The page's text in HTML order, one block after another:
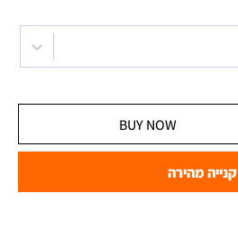
BUY NOW
קנייה מהירה